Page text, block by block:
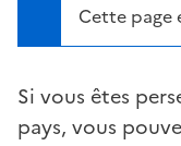
Cette
Si vous êtes
pays, vous